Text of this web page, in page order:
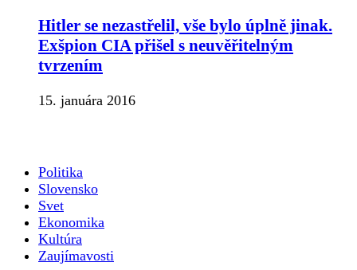
Hitler se nezastřelil, vše bylo úplně jinak.
Exšpion CIA přišel s neuvěřitelným
tvrzením
15. januára 2016
Politika
Slovensko
Svet
Ekonomika
Kultúra
Zaujímavosti